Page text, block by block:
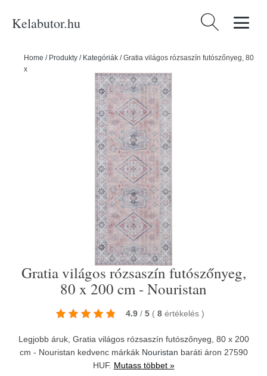
Kelabutor.hu Keresés:
Home / Produkty / Kategóriák /Gratia világos rózsaszín futószőnyeg, 80
x 200 cm - Nouristan
Gratia világos rózsaszín futószőnyeg,
80 x 200 cm - Nouristan
4.9 / 5 ( 8 értékelés )
Legjobb áruk, Gratia világos rózsaszín futószőnyeg, 80 x 200
cm - Nouristan kedvenc márkák Nouristan baráti áron 27590
HUF. Mutass többet »